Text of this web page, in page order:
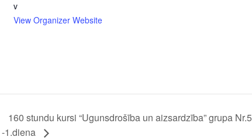
v
View Organizer Website
160 stundu kursi “Ugunsdrošība un aizsardzība” grupa Nr.5
-1.diena